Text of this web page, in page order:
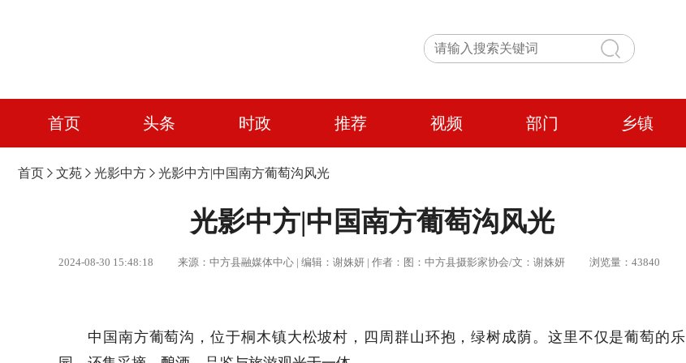
首页 头条 时政 推荐 视频 部门 乡镇
首页 文苑 光影中方 光影中方|中国南方葡萄沟风光
光影中方|中国南方葡萄沟风光
2024-08-30 15:48:18 来源：中方县融媒体中心 | 编辑：谢姝妍 | 作者：图：中方县摄影家协会/文：谢姝妍 浏览量：43840
中国南方葡萄沟，位于桐木镇大松坡村，四周群山环抱，绿树成荫。这里不仅是葡萄的乐